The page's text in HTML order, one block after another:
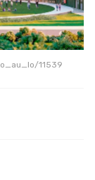
11539